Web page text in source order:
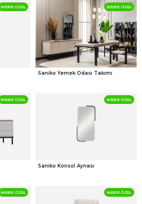
WEB'E ÖZEL
Saniko Yemek Odası Takımı
WEB'E ÖZEL
WEB'E ÖZEL
Saniko Konsol Aynası
WEB'E ÖZEL
WEB'E ÖZEL WEB'E ÖZEL